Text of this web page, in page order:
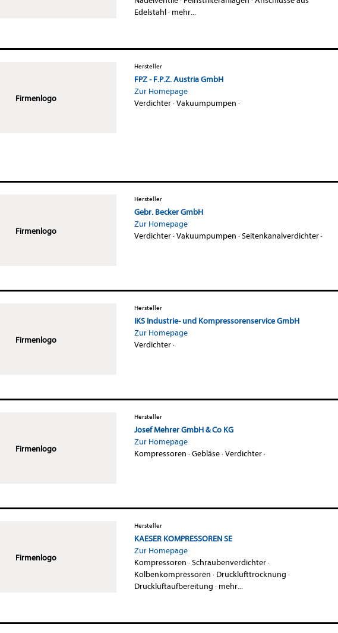
Edelstahl· mehr...
Firmenlogo
Hersteller
FPZ - F.P.Z. Austria GmbH
Zur Homepage
Verdichter·Vakuumpumpen ·
Firmenlogo
Hersteller
Gebr. Becker GmbH
Zur Homepage
Verdichter·Vakuumpumpen ·Seitenkanalverdichter·
Firmenlogo
Hersteller
IKS Industrie- und Kompressorenservice GmbH
Zur Homepage
Verdichter·
Firmenlogo
Hersteller
Josef Mehrer GmbH & Co KG
Zur Homepage
Kompressoren ·Gebläse·Verdichter·
Firmenlogo
Hersteller
KAESER KOMPRESSOREN SE
Zur Homepage
Kompressoren ·Schraubenverdichter·
Kolbenkompressoren · Drucklufttrocknung ·
Druckluftaufbereitung · mehr...